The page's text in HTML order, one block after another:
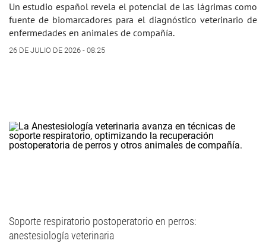
Un estudio español revela el potencial de las lágrimas como
fuente de biomarcadores para el diagnóstico veterinario de
enfermedades en animales de compañía.
26 DE JULIO DE 2026 - 08:25
Soporte respiratorio postoperatorio en perros:
anestesiología veterinaria